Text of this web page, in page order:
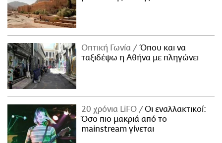
Οπτική Γωνία
Όπου και να
ταξιδέψω η Αθήνα με πληγώνει
20 χρόνια LiFO
Οι εναλλακτικοί:
Όσο πιο μακριά από το
mainstream γίνεται